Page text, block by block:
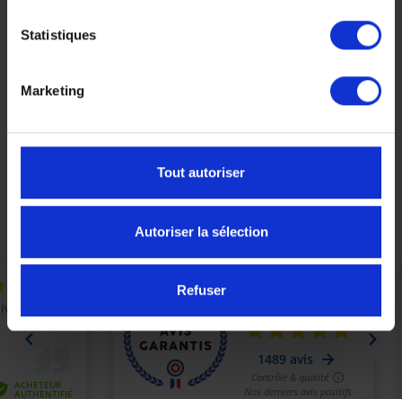
Statistiques
Marketing
Tout autoriser
Autoriser la sélection
Refuser
40,00 €